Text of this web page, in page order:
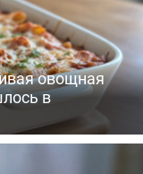
овощная
в